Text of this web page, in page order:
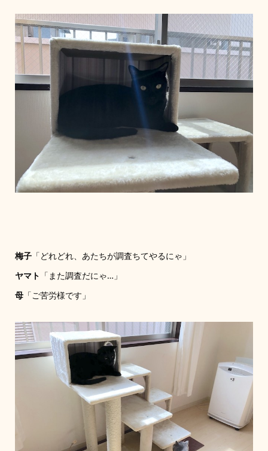
梅子「どれどれ、あたちが調査ちてやるにゃ」
ヤマト 「また調査だにゃ…」
母「ご苦労様です」